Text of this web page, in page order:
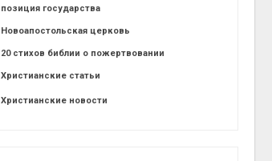
позиция государства
Новоапостольская церковь
20 стихов библии о пожертвовании
Христианские статьи
Христианские новости